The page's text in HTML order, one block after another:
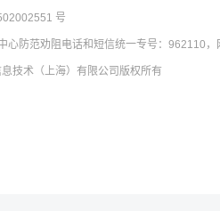
号
心防范劝阻电话和短信统一专号：962110
技术（上海）有限公司 版权所有